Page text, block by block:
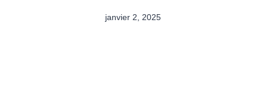
janvier 2, 2025